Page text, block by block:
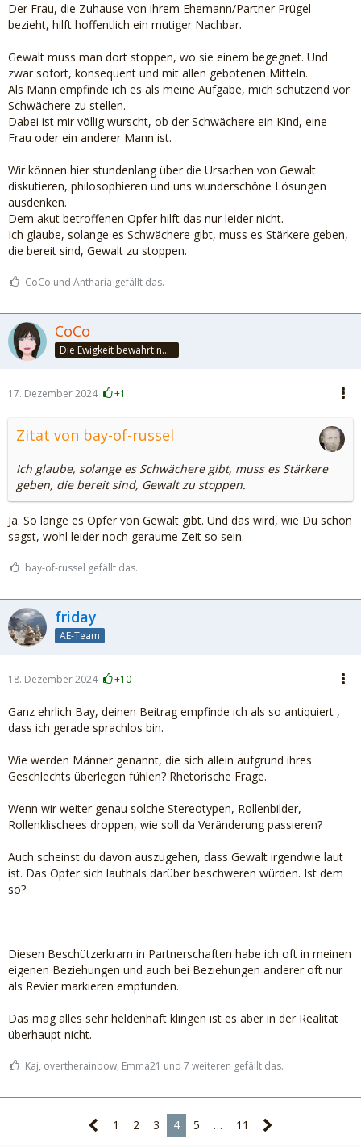
Der Frau, die Zuhause von ihrem Ehemann/Partner Prügel
bezieht, hilft hoffentlich ein mutiger Nachbar.
Gewalt muss man dort stoppen, wo sie einem begegnet. Und
zwar sofort, konsequent und mit allen gebotenen Mitteln.
Als Mann empfinde ich es als meine Aufgabe, mich schützend vor
Schwächere zu stellen.
Dabei ist mir völlig wurscht, ob der Schwächere ein Kind, eine
Frau oder ein anderer Mann ist.
Wir können hier stundenlang über die Ursachen von Gewalt
diskutieren, philosophieren und uns wunderschöne Lösungen
ausdenken.
Dem akut betroffenen Opfer hilft das nur leider nicht.
Ich glaube, solange es Schwächere gibt, muss es Stärkere geben,
die bereit sind, Gewalt zu stoppen.
CoCo und Antharia gefällt das.
CoCo
Die Ewigkeit bewahrt nur die Liebe, weil sie von gleicher Natur ist. ~Khalil Gibran~
17. Dezember 2024 +1
Zitat von bay-of-russel
Ich glaube, solange es Schwächere gibt, muss es Stärkere
geben, die bereit sind, Gewalt zu stoppen.
Ja. So lange es Opfer von Gewalt gibt. Und das wird, wie Du schon
sagst, wohl leider noch geraume Zeit so sein.
bay-of-russel gefällt das.
friday
AE-Team
18. Dezember 2024 +10
Ganz ehrlich Bay, deinen Beitrag empfinde ich als so antiquiert ,
dass ich gerade sprachlos bin.
Wie werden Männer genannt, die sich allein aufgrund ihres
Geschlechts überlegen fühlen? Rhetorische Frage.
Wenn wir weiter genau solche Stereotypen, Rollenbilder,
Rollenklischees droppen, wie soll da Veränderung passieren?
Auch scheinst du davon auszugehen, dass Gewalt irgendwie laut
ist. Das Opfer sich lauthals darüber beschweren würden. Ist dem
so?
Diesen Beschützerkram in Partnerschaften habe ich oft in meinen
eigenen Beziehungen und auch bei Beziehungen anderer oft nur
als Revier markieren empfunden.
Das mag alles sehr heldenhaft klingen ist es aber in der Realität
überhaupt nicht.
Kaj, overtherainbow, Emma21 und 7 weiteren gefällt das.
1 2 3 4 5 … 11